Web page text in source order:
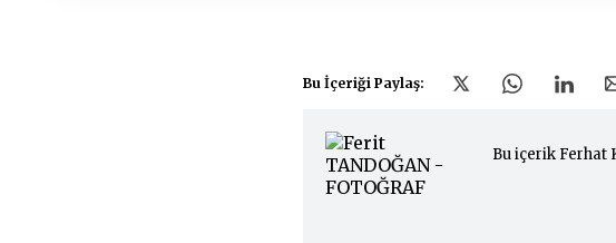
Bu İçeriği Paylaş:
Bu içerik Ferhat